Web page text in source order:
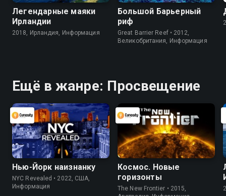
Легендарные маяки
Ирландии
2018, Ирландия, Информация
Большой Барьерный
риф
Great Barrier Reef • 2012,
Великобритания, Информация
Ещё в жанре: Просвещение
Нью-Йорк наизнанку
NYC Revealed • 2022, США,
Информация
Космос. Новые
горизонты
The New Frontier • 2015,